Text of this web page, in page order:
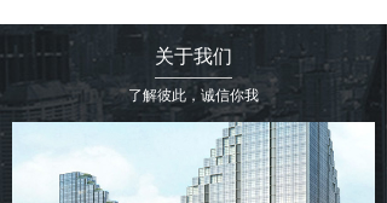
了解彼此，诚信你我
关于我们